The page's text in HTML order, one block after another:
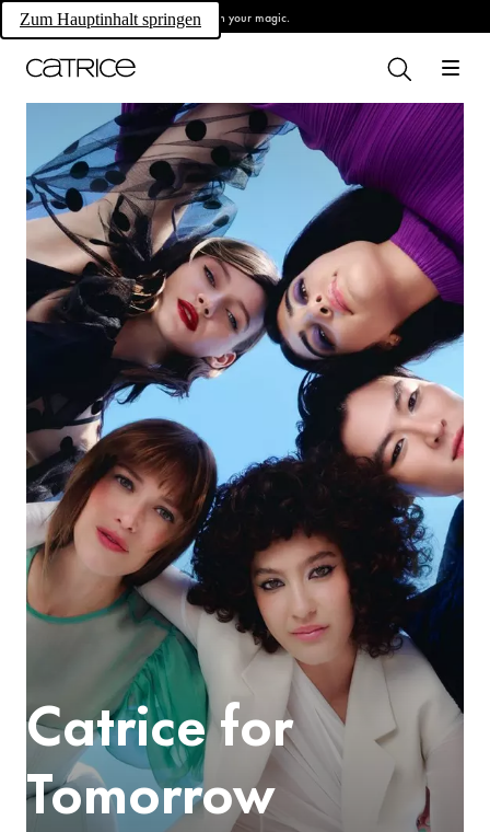
Zum Hauptinhalt springen Own your magic.
Catrice for
Tomorrow